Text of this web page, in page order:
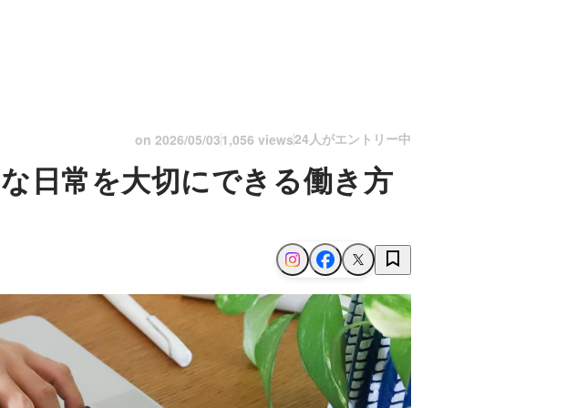
on 2026/05/031,056 views24人がエントリー中
日常を大切にできる働き方